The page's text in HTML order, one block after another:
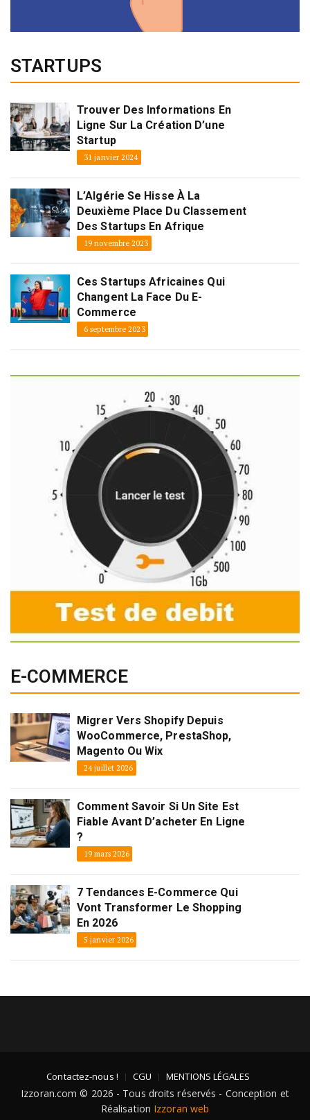
STARTUPS
Trouver Des Informations En
Ligne Sur La Création D’une
Startup
31 janvier 2024
L’Algérie Se Hisse À La
Deuxième Place Du Classement
Des Startups En Afrique
19 novembre 2023
Ces Startups Africaines Qui
Changent La Face Du E-
Commerce
6 septembre 2023
E-COMMERCE
Migrer Vers Shopify Depuis
WooCommerce, PrestaShop,
Magento Ou Wix
24 juillet 2026
Comment Savoir Si Un Site Est
Fiable Avant D’acheter En Ligne
?
19 mars 2026
7 Tendances E-Commerce Qui
Vont Transformer Le Shopping
En 2026
5 janvier 2026
Contactez-nous ! CGU MENTIONS LÉGALES
Izzoran.com © 2026 - Tous droits réservés - Conception et
Réalisation Izzoran web